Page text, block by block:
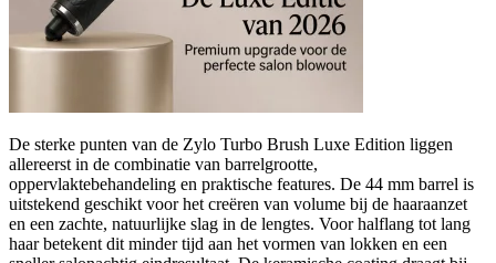
De sterke punten van de Zylo Turbo Brush Luxe Edition liggen
allereerst in de combinatie van barrelgrootte,
oppervlaktebehandeling en praktische features. De 44 mm barrel is
uitstekend geschikt voor het creëren van volume bij de haaraanzet
en een zachte, natuurlijke slag in de lengtes. Voor halflang tot lang
haar betekent dit minder tijd aan het vormen van lokken en een